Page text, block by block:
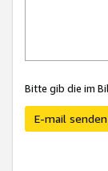
Bitte gib die im
E-mail senden